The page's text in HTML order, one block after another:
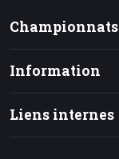
Championnats
Information
Liens internes